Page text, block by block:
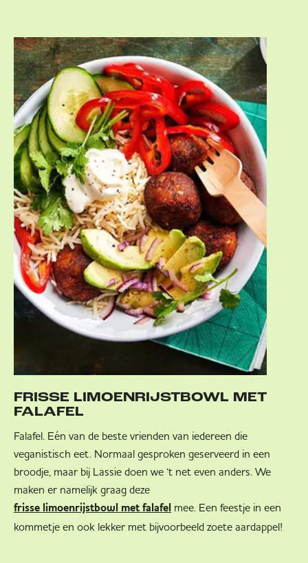
FRISSE LIMOENRIJSTBOWL MET
FALAFEL
Falafel. Eén van de beste vrienden van iedereen die
veganistisch eet. Normaal gesproken geserveerd in een
broodje, maar bij Lassie doen we ‘t net even anders. We
maken er namelijk graag deze
frisse limoenrijstbowl met falafel mee. Een feestje in een
kommetje en ook lekker met bijvoorbeeld zoete aardappel!